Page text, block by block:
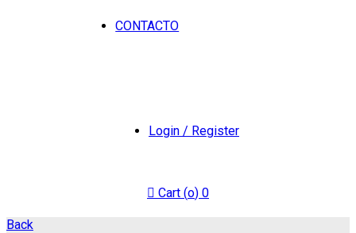
CONTACTO
Login / Register
Cart (o) 0
Back